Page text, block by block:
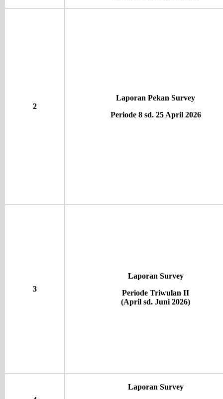
2
Laporan Pekan Survey
Periode 8 sd. 25 April 2026
3
Laporan Survey
Periode Triwulan II
(April sd. Juni 2026)
Laporan Survey